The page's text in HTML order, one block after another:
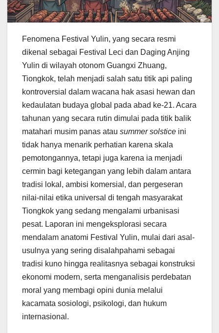
Fenomena Festival Yulin, yang secara resmi
dikenal sebagai Festival Leci dan Daging Anjing
Yulin di wilayah otonom Guangxi Zhuang,
Tiongkok, telah menjadi salah satu titik api paling
kontroversial dalam wacana hak asasi hewan dan
kedaulatan budaya global pada abad ke-21. Acara
tahunan yang secara rutin dimulai pada titik balik
matahari musim panas atau summer solstice ini
tidak hanya menarik perhatian karena skala
pemotongannya, tetapi juga karena ia menjadi
cermin bagi ketegangan yang lebih dalam antara
tradisi lokal, ambisi komersial, dan pergeseran
nilai-nilai etika universal di tengah masyarakat
Tiongkok yang sedang mengalami urbanisasi
pesat. Laporan ini mengeksplorasi secara
mendalam anatomi Festival Yulin, mulai dari asal-
usulnya yang sering disalahpahami sebagai
tradisi kuno hingga realitasnya sebagai konstruksi
ekonomi modern, serta menganalisis perdebatan
moral yang membagi opini dunia melalui
kacamata sosiologi, psikologi, dan hukum
internasional.